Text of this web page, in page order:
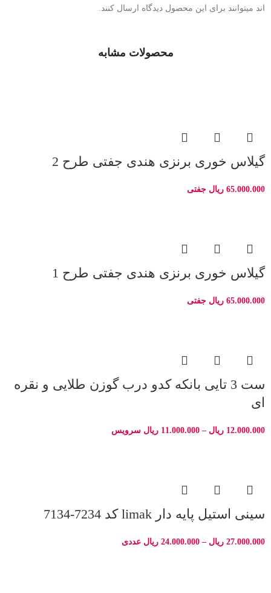
اند میتوانند برای این محصول دیدگاه ارسال کنند.
محصولات مشابه
گیلاس خوری برنزی هندی جفتی طرح 2
65.000.000 ریال جفتی
گیلاس خوری برنزی هندی جفتی طرح 1
65.000.000 ریال جفتی
ست 3 تایی بانکه کدو درب گوزن طلایی و نقره
ای
12.000.000 ریال –
11.000.000 ریال سرویس
سینی استیل پایه دار limak کد 7234-7134
27.000.000 ریال –
24.000.000 ریال عددی